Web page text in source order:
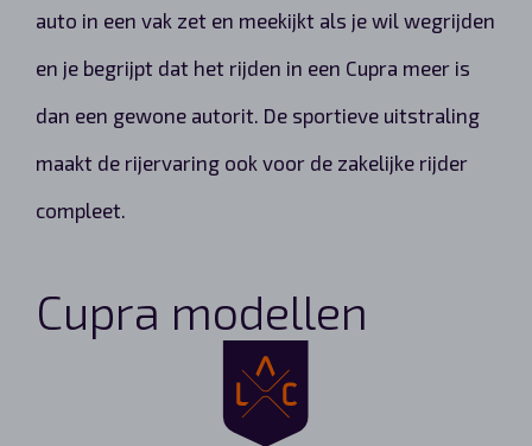
auto in een vak zet en meekijkt als je wil wegrijden
en je begrijpt dat het rijden in een Cupra meer is
dan een gewone autorit. De sportieve uitstraling
maakt de rijervaring ook voor de zakelijke rijder
compleet.
Cupra modellen
Cupra formentor Lease
Cupra leon sportstourer Lease